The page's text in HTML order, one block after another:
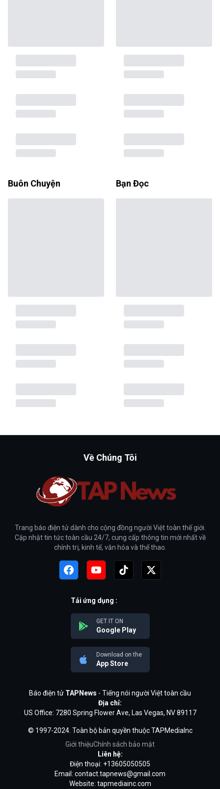
Buôn Chuyện Bạn Đọc
Về Chúng Tôi
Trang báo điện tử dành cho cộng đồng người Việt toàn thế giới.
Cập nhật tin tức toàn cầu 24/7, cung cấp thông tin mới nhất về
chính trị, kinh tế, văn hóa và thể thao.
Tải ứng dụng :
GET IT ON
Google Play
Download on the
App Store
Báo điện tử TAPNews - Tiếng nói người Việt toàn cầu
Địa chỉ:
US Office: 7280 Spring Flower Ave, Las Vegas, NV 89117
© 1997-2024. Toàn bộ bản quyền thuộc TAPMediaInc
Giới thiệuChính sách bảo mật
Liên hệ:
Điện thoại: +13605050505
Email: contact.tapnews@gmail.com
Website: tapmediainc.com